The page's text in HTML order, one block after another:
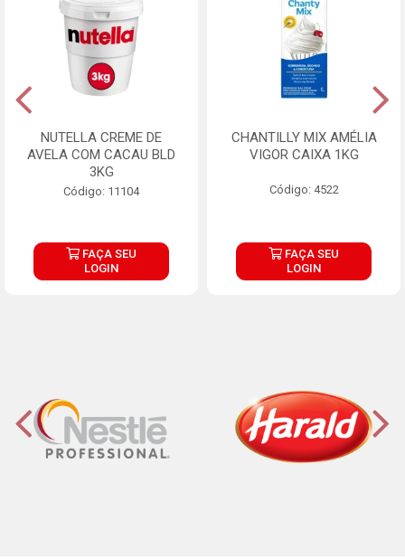
NUTELLA CREME DE
AVELA COM CACAU BLD
3KG
Código: 11104
FAÇA SEU
LOGIN
CHANTILLY MIX AMÉLIA
VIGOR CAIXA 1KG
Código: 4522
FAÇA SEU
LOGIN